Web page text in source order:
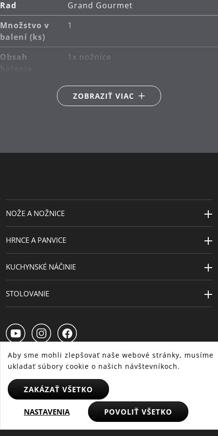
Rad
Grand Gourmet
Množstvo v
balení (ks)
1
Obsah
1x nožnice
špeciálna nehrdzavejúca oceľ
Návrhár
Makio Hasuike
Designpreis Design Center, Prix
de Couverts Maison & Objet Paris
1997, red dot award Design
Zentrum NRW 1994
ZOBRAZIŤ VIAC
NOŽE A NOŽNICE
HRNCE A PANVICE
KUCHYNSKÉ NÁČINIE
STOLOVANIE
SK
© 2025 WMF – Všetky práva vyhradené
Aby sme mohli zlepšovať naše webové stránky, musíme
ukladať súbory cookie o našich návštevníkoch.
ZAKÁZAŤ VŠETKO
NASTAVENIA POVOLIŤ VŠETKO